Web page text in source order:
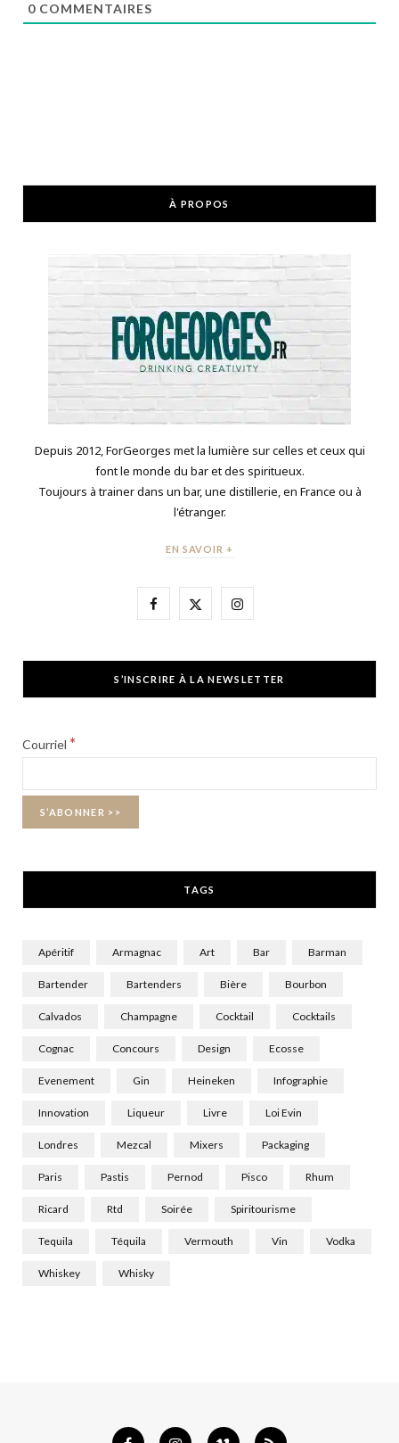
0 COMMENTAIRES
À PROPOS
Depuis 2012, ForGeorges met la lumière sur celles et ceux qui
font le monde du bar et des spiritueux.
Toujours à trainer dans un bar, une distillerie, en France ou à
l'étranger.
EN SAVOIR +
F
e
X
w
I
t
S’INSCRIRE À LA NEWSLETTER
Courriel *
TAGS
Apéritif Armagnac Art Bar Barman
Bartender Bartenders Bière Bourbon
Calvados Champagne Cocktail Cocktails
Cognac Concours Design Ecosse
Evenement Gin Heineken Infographie
Innovation Liqueur Livre Loi Evin
Londres Mezcal Mixers Packaging
Paris Pastis Pernod Pisco Rhum
Ricard Rtd Soirée Spiritourisme
Tequila Téquila Vermouth Vin Vodka
Whiskey Whisky